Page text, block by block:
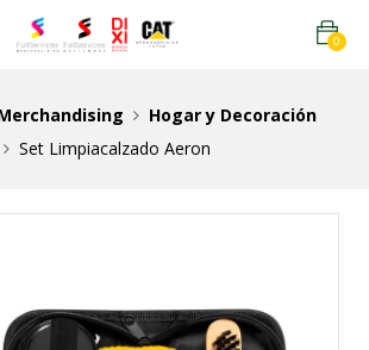
0
Hogar y Decoración
Set Limpiacalzado Aeron